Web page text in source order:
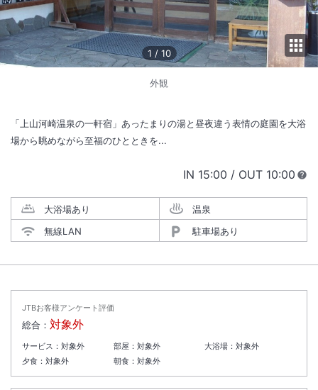
1 / 10
外観
「上山河崎温泉の一軒宿」あったまりの湯と昼夜違う表情の庭園を大浴
場から眺めながら至福のひとときを...
IN チェックイン
15:00 / OUT チェック
10:00
大浴場あり
温泉
無線LAN
駐車場あり
JTBお客様アンケート評価
総合： 対象外
サービス： 対象外 部屋： 対象外 大浴場：対象外
夕食： 対象外 朝食： 対象外